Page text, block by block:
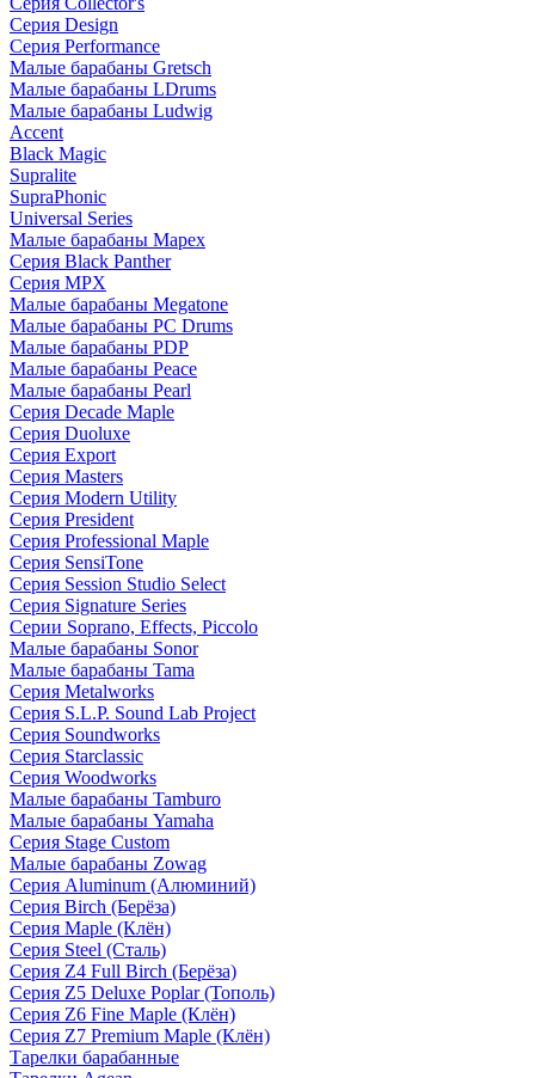
Серия Design
Серия Performance
Малые барабаны Gretsch
Малые барабаны LDrums
Малые барабаны Ludwig
Accent
Black Magic
Supralite
SupraPhonic
Universal Series
Малые барабаны Mapex
Серия Black Panther
Серия MPX
Малые барабаны Megatone
Малые барабаны PC Drums
Малые барабаны PDP
Малые барабаны Peace
Малые барабаны Pearl
Серия Decade Maple
Серия Duoluxe
Серия Export
Серия Masters
Серия Modern Utility
Серия President
Серия Professional Maple
Серия SensiTone
Серия Session Studio Select
Серия Signature Series
Серии Soprano, Effects, Piccolo
Малые барабаны Sonor
Малые барабаны Tama
Серия Metalworks
Серия S.L.P. Sound Lab Project
Серия Soundworks
Серия Starclassic
Серия Woodworks
Малые барабаны Tamburo
Малые барабаны Yamaha
Серия Stage Custom
Малые барабаны Zowag
Серия Aluminum (Алюминий)
Серия Birch (Берёза)
Серия Maple (Клён)
Серия Steel (Сталь)
Серия Z4 Full Birch (Берёза)
Серия Z5 Deluxe Poplar (Тополь)
Серия Z6 Fine Maple (Клён)
Серия Z7 Premium Maple (Клён)
Тарелки барабанные